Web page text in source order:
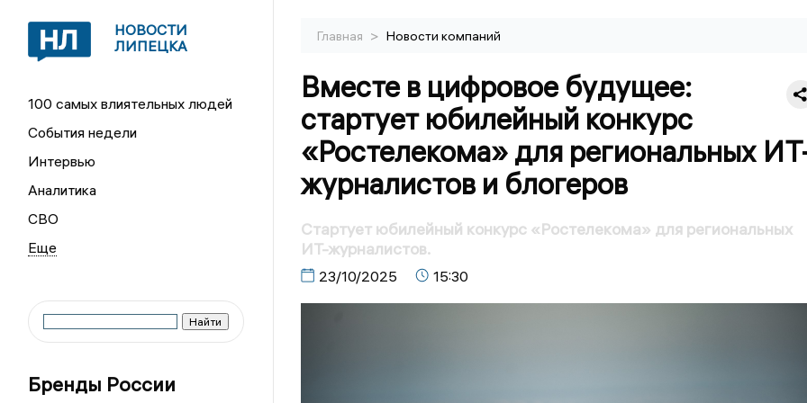
НОВОСТИ
ЛИПЕЦКА
100 самых влиятельных людей
События недели
Интервью
Аналитика
СВО
Бренды России
Главная > Новости компаний
Вместе в цифровое будущее:
стартует юбилейный конкурс
«Ростелекома» для региональных
журналистов и блогеров
Стартует юбилейный конкурс «Ростелекома» для региональных
ИТ-журналистов.
23/10/2025 15:30